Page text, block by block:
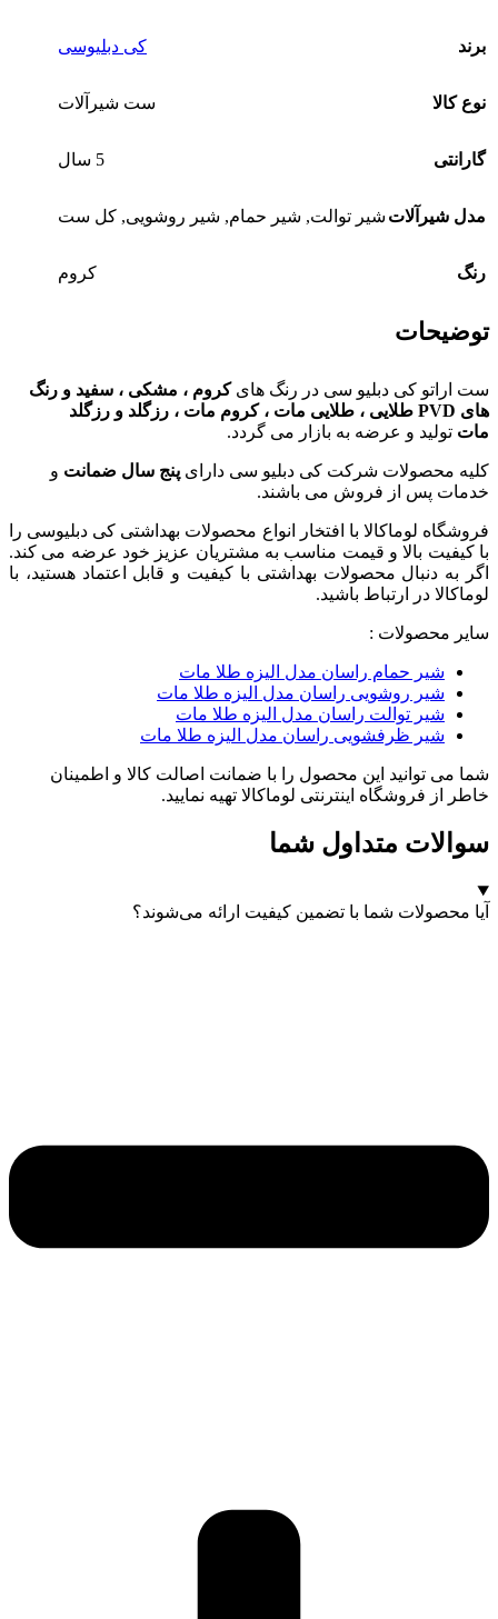
برند کی دبلیوسی
نوع کالا ست شیرآلات
گارانتی 5 سال
مدل شیرآلات شیر توالت, شیر حمام, شیر روشویی, کل ست
رنگ کروم
توضیحات
ست اراتو کی دبلیو سی در رنگ هایکروم ، مشکی ، سفید و رنگ
های PVD طلایی ، طلایی مات ، کروم مات ، رزگلد و رزگلد
مات تولید و عرضه به بازار می گردد.
کلیه محصولات شرکت کی دبلیو سی دارای پنج سال ضمانت و
خدمات پس از فروش می باشند.
فروشگاه لوماکالا با افتخار انواع محصولات بهداشتی کی دبلیوسی را
با کیفیت بالا و قیمت مناسب به مشتریان عزیز خود عرضه می کند.
اگر به دنبال محصولات بهداشتی با کیفیت و قابل اعتماد هستید، با
لوماکالا در ارتباط باشید.
سایر محصولات :
شیر حمام راسان مدل الیزه طلا مات
شیر روشویی راسان مدل الیزه طلا مات
شیر توالت راسان مدل الیزه طلا مات
شیر ظرفشویی راسان مدل الیزه طلا مات
شما می توانید این محصول را با ضمانت اصالت کالا و اطمینان
خاطر از فروشگاه اینترنتی لوماکالا تهیه نمایید.
سوالات متداول شما
آیا محصولات شما با تضمین کیفیت ارائه می‌شوند؟